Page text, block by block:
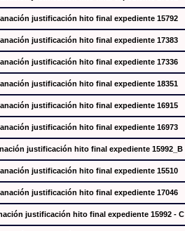
justificación hito final expediente 15792
justificación hito final expediente 17383
justificación hito final expediente 17336
justificación hito final expediente 18351
justificación hito final expediente 16915
justificación hito final expediente 16973
justificación hito final expediente 15992_B
justificación hito final expediente 15510
justificación hito final expediente 17046
justificación hito final expediente 15992 - C